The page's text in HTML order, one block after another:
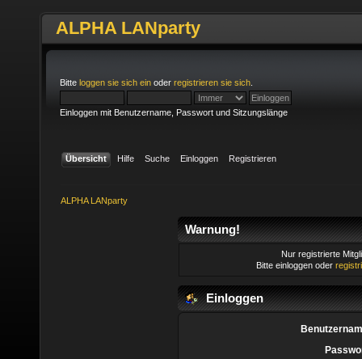
ALPHA LANparty
Bitte loggen sie sich ein oder registrieren sie sich
Einloggen mit Benutzername, Passwort und Sitzungslänge
Übersicht Hilfe Suche Einloggen Registrieren
ALPHA LANparty
Warnung!
Nur registrierte
Bitte einloggen oder
Einloggen